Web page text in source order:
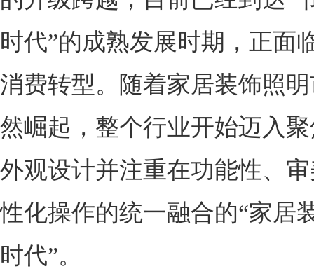
时代”的成熟发展时期，正面
消费转型。随着家居装饰照
然崛起，整个行业开始迈入
外观设计并注重在功能性、
性化操作的统一融合的“家居
时代”。